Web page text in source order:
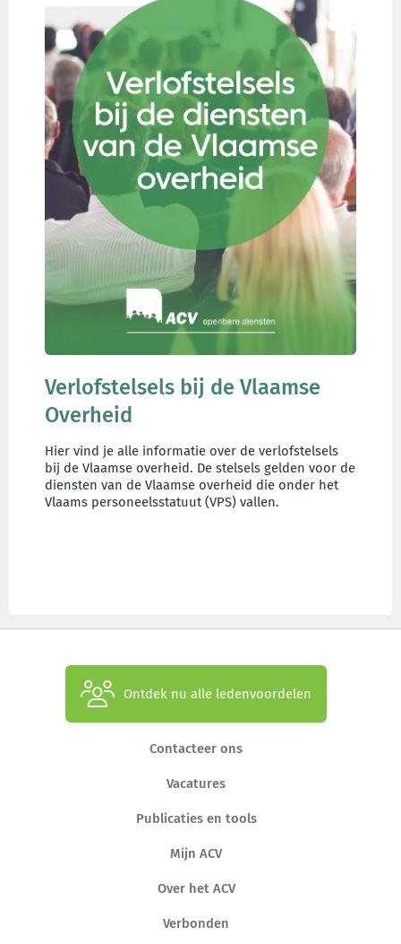
Verlofstelsels bij de Vlaamse
Overheid
Hier vind je alle informatie over de verlofstelsels
bij de Vlaamse overheid. De stelsels gelden voor de
diensten van de Vlaamse overheid die onder het
Vlaams personeelsstatuut (VPS) vallen.
Ontdek nu alle ledenvoordelen
Contacteer ons
Vacatures
Publicaties en tools
Mijn ACV
Over het ACV
Verbonden